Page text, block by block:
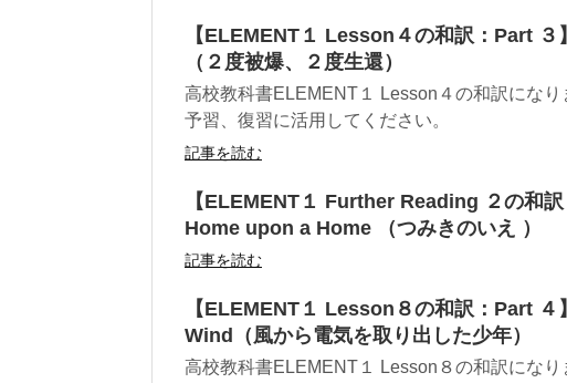
【ELEMENT１ Lesson４の和訳：Part
（２度被爆、２度生還）
高校教科書ELEMENT１ Lesson４の和訳にな
予習、復習に活用してください。
記事を読む
【ELEMENT１ Further Reading ２の和
Home upon a Home （つみきのいえ ）
記事を読む
【ELEMENT１ Lesson８の和訳：Part
Wind（風から電気を取り出した少年）
高校教科書ELEMENT１ Lesson８の和訳にな